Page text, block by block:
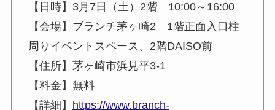
【日時】3月7日（土）2階 10:00～16:00
【会場】ブランチ茅ヶ崎2 1階正面入口柱
周りイベントスペース、2階DAISO前
【住所】茅ヶ崎市浜見平3-1
【料金】無料
【詳細】
https://www.branch-